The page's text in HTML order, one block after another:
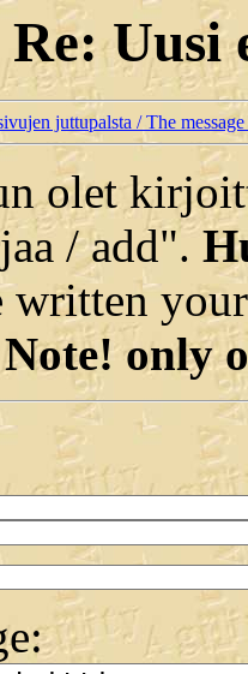
Re: Uusi
juttupalsta / The
olet
/ add".
written
Note! only